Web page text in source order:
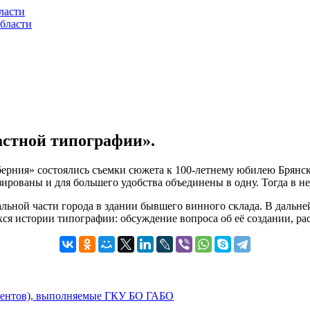
типографии».
состоялись съемки сюжета к 100-летнему юбилею
и для большего удобства объединены в одну. Тогда в
части города в здании бывшего винного склада. В
истории типографии: обсуждение вопроса об её создании,
выполняемые ГКУ БО ГАБО